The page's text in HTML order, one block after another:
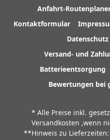
Anfahrt-
Kontaktformular
Datenschutz
Versand- und
Batterieentsorgung
Bewertungen bei
* Alle Preise inkl.
Versandkosten ,wenn
**Hinweis zu